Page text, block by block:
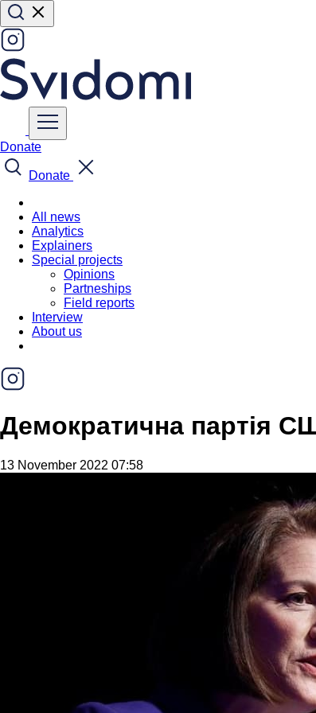
Donate
Donate
All news
Analytics
Explainers
Special projects
Opinions
Partneships
Field reports
Interview
About us
Демократична партія
13 November 2022 07:58